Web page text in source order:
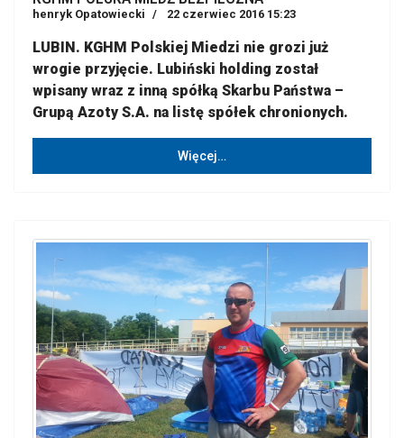
henryk Opatowiecki 22 czerwiec 2016 15:23
LUBIN. KGHM Polskiej Miedzi nie grozi już
wrogie przyjęcie. Lubiński holding został
wpisany wraz z inną spółką Skarbu Państwa –
Grupą Azoty S.A. na listę spółek chronionych.
Więcej…